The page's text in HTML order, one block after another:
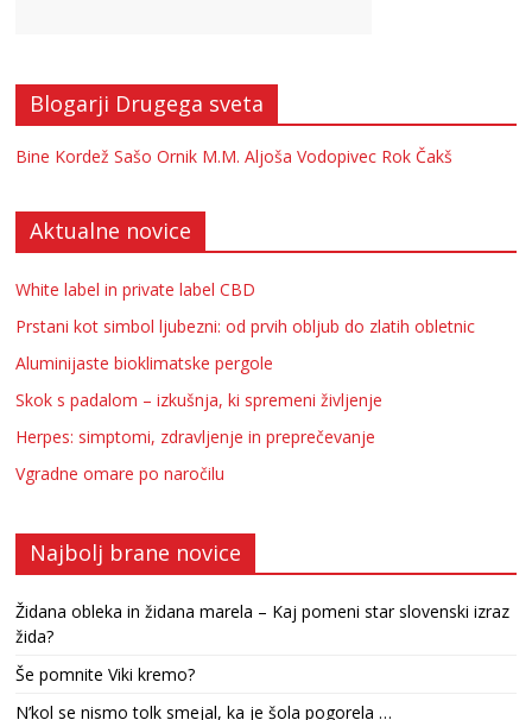
Blogarji Drugega sveta
Bine Kordež Sašo Ornik M.M. Aljoša Vodopivec Rok Čakš
Aktualne novice
White label in private label CBD
Prstani kot simbol ljubezni: od prvih obljub do zlatih obletnic
Aluminijaste bioklimatske pergole
Skok s padalom – izkušnja, ki spremeni življenje
Herpes: simptomi, zdravljenje in preprečevanje
Vgradne omare po naročilu
Najbolj brane novice
Židana obleka in židana marela – Kaj pomeni star slovenski izraz
žida?
Še pomnite Viki kremo?
N’kol se nismo tolk smejal, ka je šola pogorela …